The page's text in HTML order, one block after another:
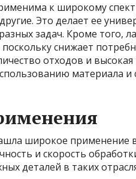
к широкому
Это делает ее
задач. Кроме того,
снижает
отходов и высокая
материала и
широкое применение
и скорость
деталей в таких